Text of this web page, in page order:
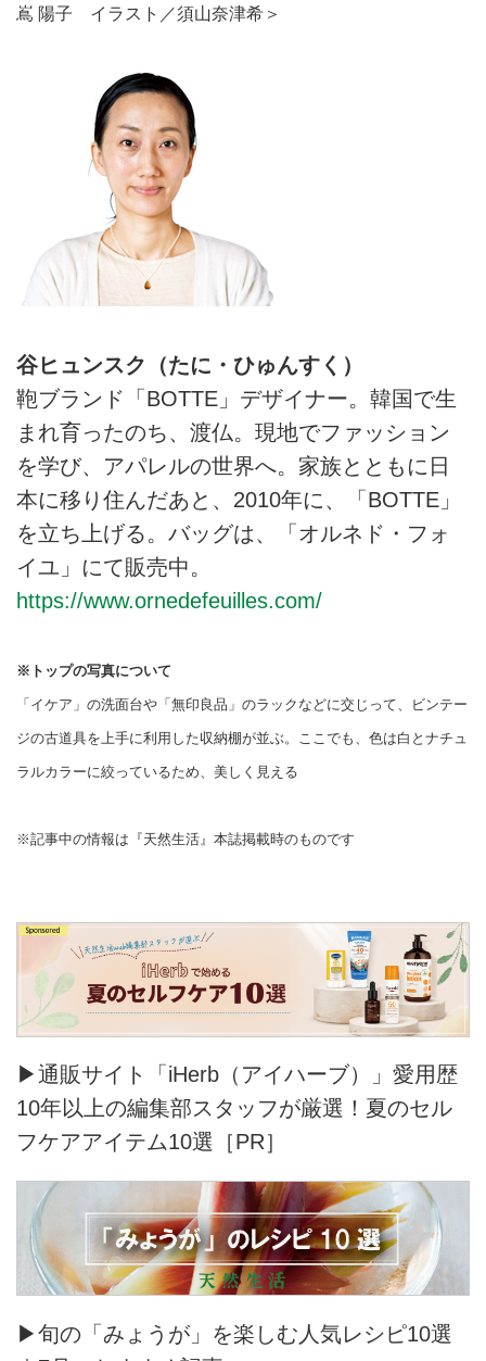
嶌 陽子 イラスト／須山奈津希＞
谷ヒュンスク（たに・ひゅんすく）
鞄ブランド「BOTTE」デザイナー。韓国で生
まれ育ったのち、渡仏。現地でファッション
を学び、アパレルの世界へ。家族とともに日
本に移り住んだあと、2010年に、「BOTTE」
を立ち上げる。バッグは、「オルネド・フォ
イユ」にて販売中。
https://www.ornedefeuilles.com/
※トップの写真について
「イケア」の洗面台や「無印良品」のラックなどに交じって、ビンテー
ジの古道具を上手に利用した収納棚が並ぶ。ここでも、色は白とナチュ
ラルカラーに絞っているため、美しく見える
※記事中の情報は『天然生活』本誌掲載時のものです
▶通販サイト「iHerb（アイハーブ）」愛用歴
10年以上の編集部スタッフが厳選！夏のセル
フケアアイテム10選［PR］
▶旬の「みょうが」を楽しむ人気レシピ10選